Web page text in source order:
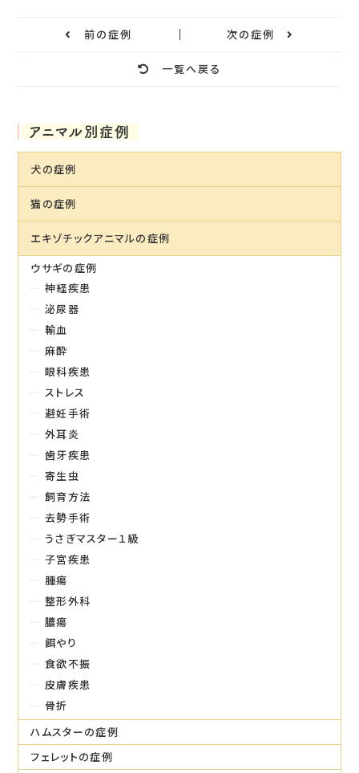
前の症例
一覧へ戻る
次の症例
アニマル別症例
犬の症例
猫の症例
エキゾチックアニマルの症例
ウサギの症例
神経疾患
泌尿器
輸血
麻酔
眼科疾患
ストレス
避妊手術
外耳炎
歯牙疾患
寄生虫
飼育方法
去勢手術
うさぎマスター１級
子宮疾患
腫瘍
整形外科
膿瘍
餌やり
食欲不振
皮膚疾患
骨折
ハムスターの症例
フェレットの症例